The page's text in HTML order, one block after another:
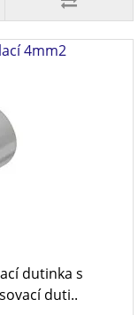
4mm2
dutinka s
duti..